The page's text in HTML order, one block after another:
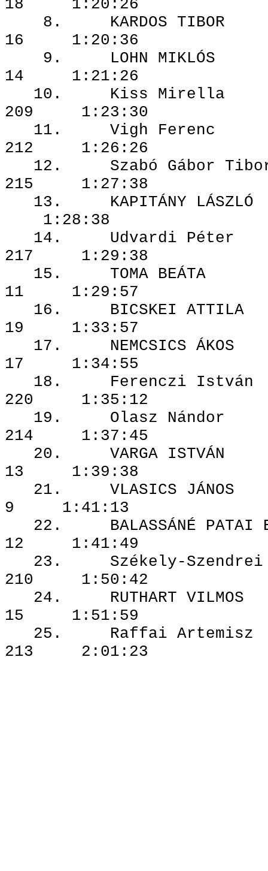
18 1:20:26
8.
16 1:20:36
9. LOHN
14 1:21:26
10. Kiss
209 1:23:30
11. Vigh
212 1:26:26
12. Szabó
215 1:27:38
13.
1:28:38
14.
217 1:29:38
15. TOMA
11 1:29:57
16.
19 1:33:57
17.
17 1:34:55
18.
220 1:35:12
19. Olasz
214 1:37:45
20. VARGA
13 1:39:38
21.
9 1:41:13
22. BALASSÁNÉ
12 1:41:49
23. Székely-
210 1:50:42
24.
15 1:51:59
25. Raffai
213 2:01:23